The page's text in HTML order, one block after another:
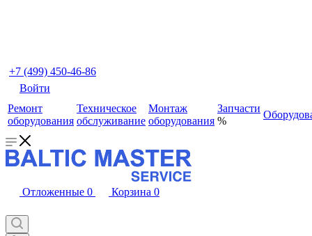
+7 (499) 450-46-86
Войти
Ремонт
оборудования
Техническое
обслуживание
Монтаж
оборудования
Запчасти
%
Отложенные 0 Корзина 0